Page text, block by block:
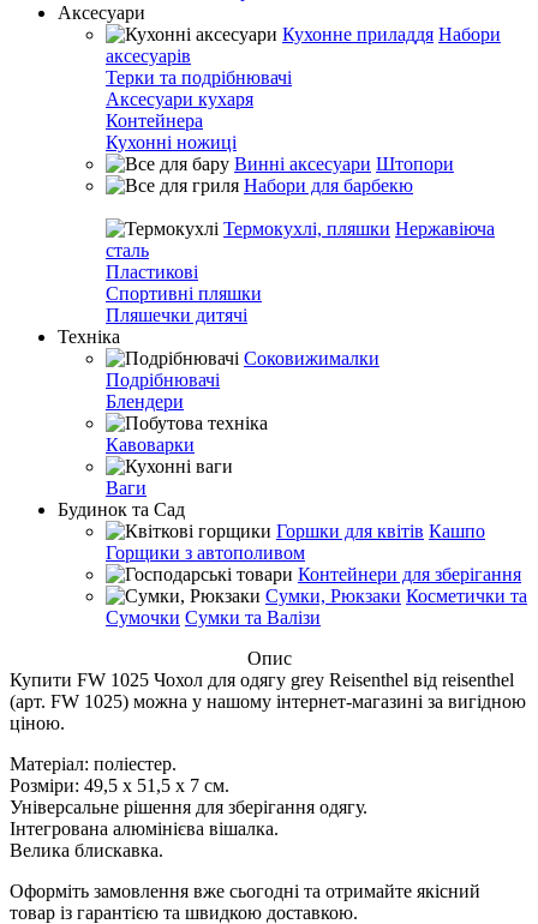
Аксесуари
Кухонне приладдя Набори
аксесуарів
Терки та подрібнювачі
Аксесуари кухаря
Контейнера
Кухонні ножиці
Винні аксесуари Штопори
Набори для барбекю
Термокухлі, пляшки Нержавіюча
сталь
Пластикові
Спортивні пляшки
Пляшечки дитячі
Техніка
Соковижималки
Подрібнювачі
Блендери
Кавоварки
Ваги
Будинок та Сад
Горшки для квітів Кашпо
Горщики з автополивом
Контейнери для зберігання
Сумки, Рюкзаки Косметички та
Сумочки Сумки та Валізи
Опис
Купити FW 1025 Чохол для одягу grey Reisenthel від reisenthel
(арт. FW 1025) можна у нашому інтернет-магазині за вигідною
ціною.
Матеріал: поліестер.
Розміри: 49,5 х 51,5 х 7 см.
Універсальне рішення для зберігання одягу.
Інтегрована алюмінієва вішалка.
Велика блискавка.
Оформіть замовлення вже сьогодні та отримайте якісний
товар із гарантією та швидкою доставкою.